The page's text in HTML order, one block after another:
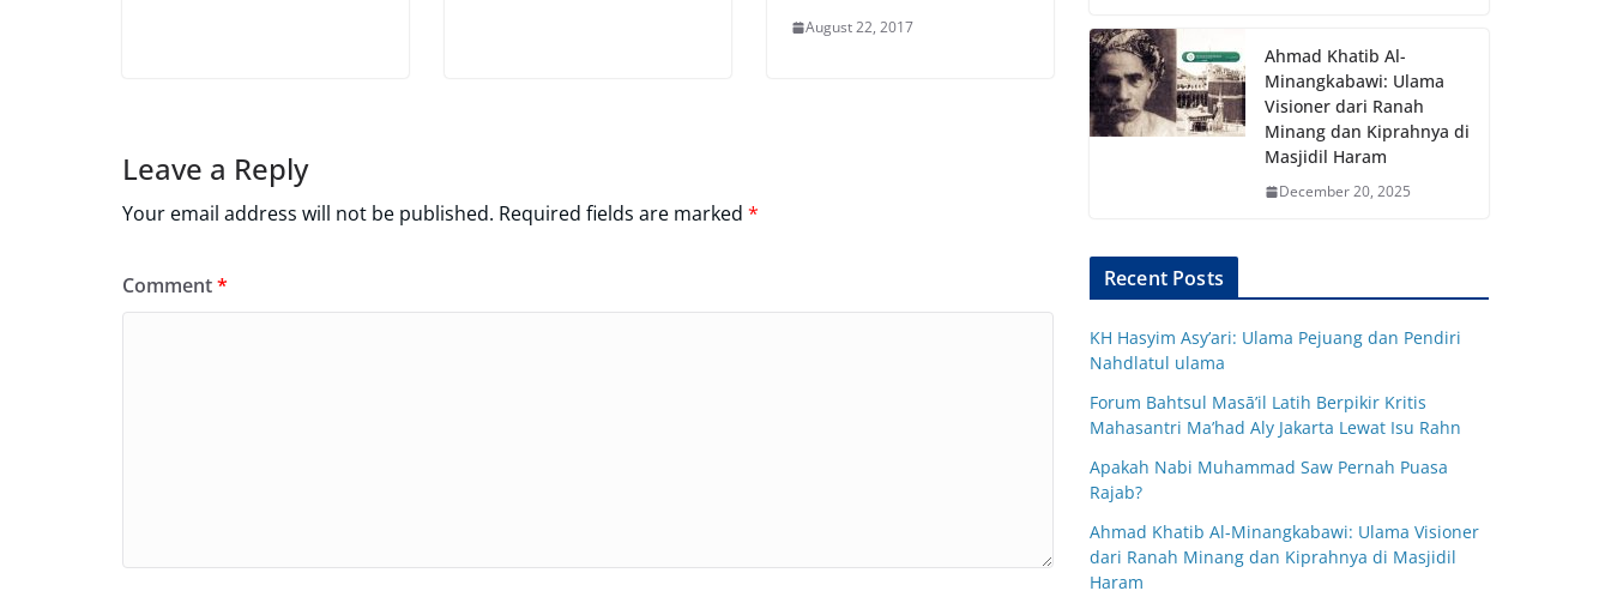
August 22, 2017
Leave a Reply
Your email address will not be published. Required fields are marked *
Comment*
Ahmad Khatib Al-
Minangkabawi: Ulama
Visioner dari Ranah
Minang dan Kiprahnya di
Masjidil Haram
December 20, 2025
Recent Posts
KH Hasyim Asy’ari: Ulama Pejuang dan Pendiri
Nahdlatul ulama
Forum Bahtsul Masā’il Latih Berpikir Kritis
Mahasantri Ma’had Aly Jakarta Lewat Isu Rahn
Apakah Nabi Muhammad Saw Pernah Puasa
Rajab?
Ahmad Khatib Al-Minangkabawi: Ulama Visioner
dari Ranah Minang dan Kiprahnya di Masjidil
Haram